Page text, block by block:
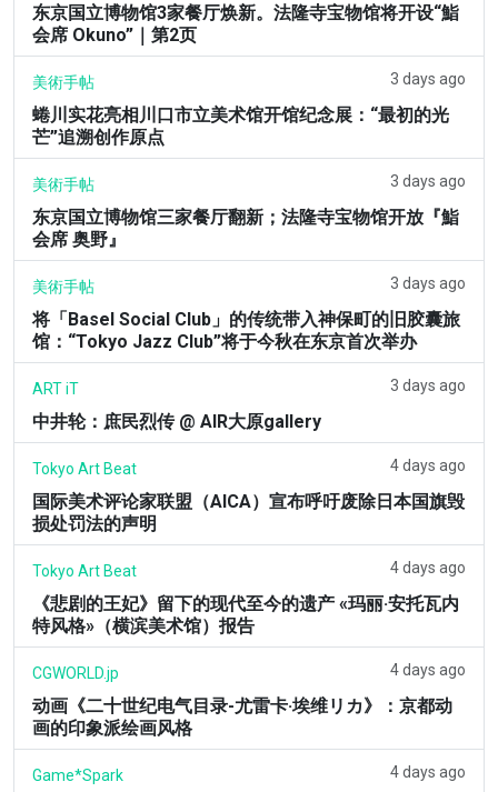
东京国立博物馆3家餐厅焕新。法隆寺宝物馆将开设“鮨
会席 Okuno”｜第2页
美術手帖 3 days ago
蜷川实花亮相川口市立美术馆开馆纪念展：“最初的光
芒”追溯创作原点
美術手帖 3 days ago
东京国立博物馆三家餐厅翻新；法隆寺宝物馆开放『鮨
会席 奥野』
美術手帖 3 days ago
将「Basel Social Club」的传统带入神保町的旧胶囊旅
馆：“Tokyo Jazz Club”将于今秋在东京首次举办
ART iT 3 days ago
中井轮：庶民烈传 @ AIR大原gallery
Tokyo Art Beat 4 days ago
国际美术评论家联盟（AICA）宣布呼吁废除日本国旗毁
损处罚法的声明
Tokyo Art Beat 4 days ago
《悲剧的王妃》留下的现代至今的遗产 «玛丽·安托瓦内
特风格»（横滨美术馆）报告
CGWORLD.jp 4 days ago
动画《二十世纪电气目录-尤雷卡·埃维リカ》：京都动
画的印象派绘画风格
Game*Spark 4 days ago